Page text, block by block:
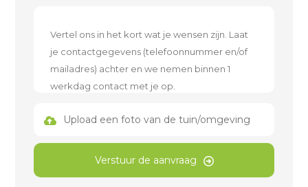
Upload een foto van de tuin/omgeving
Verstuur de aanvraag